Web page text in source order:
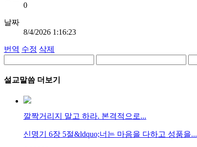
0
날짜
8/4/2026 1:16:23
번역 수정 삭제
설교말씀 더보기
깔짝거리지 말고 하라. 본격적으로...
신명기 6장 5절&ldquo;너는 마음을 다하고 성품을...